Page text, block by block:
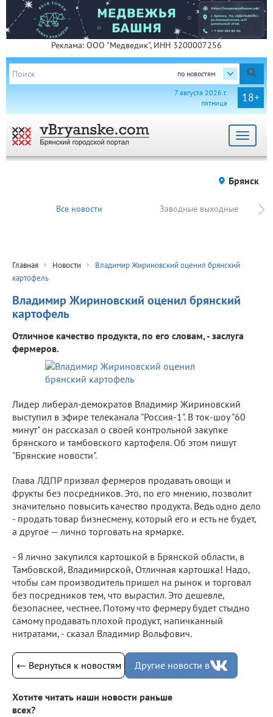
Реклама: ООО "Медведик", ИНН 3200007256
по новостям
18+
7 августа 2026 г.
пятница
Toggle
Брянск
Все новости Заводные выходные
Главная Новости
Владимир Жириновский оценил брянский
картофель
Владимир Жириновский оценил брянский
картофель
Отличное качество продукта, по его словам, - заслуга
фермеров.
Лидер либерал-демократов Владимир Жириновский
выступил в эфире телеканала "Россия-1". В ток-шоу "60
минут" он рассказал о своей контрольной закупке
брянского и тамбовского картофеля. Об этом пишут
"Брянские новости".
Глава ЛДПР призвал фермеров продавать овощи и
фрукты без посредников. Это, по его мнению, позволит
значительно повысить качество продукта. Ведь одно дело
- продать товар бизнесмену, который его и есть не будет,
а другое — лично торговать на ярмарке.
- Я лично закупился картошкой в Брянской области, в
Тамбовской, Владимирской, Отличная картошка! Надо,
чтобы сам производитель пришел на рынок и торговал
без посредников тем, что вырастил. Это дешевле,
безопаснее, честнее. Потому что фермеру будет стыдно
самому продавать плохой продукт, напичканный
нитратами, - сказал Владимир Вольфович.
← Вернуться к новостям Другие новости в
Хотите читать наши новости раньше
всех?